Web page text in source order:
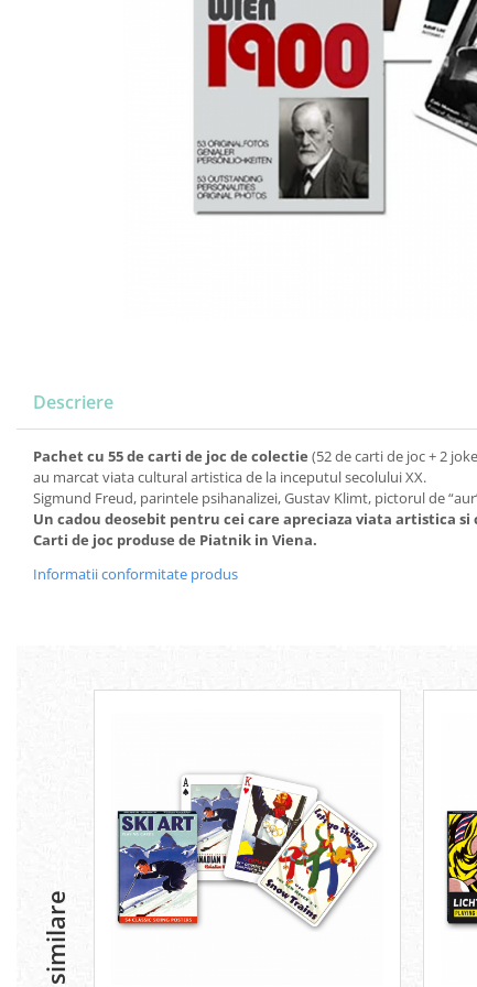
Descriere
Pachet cu 55 de carti de joc de colectie (52 de carti de joc + 2
au marcat viata cultural artistica de la inceputul secolului XX.
Sigmund Freud, parintele psihanalizei, Gustav Klimt, pictorul de
Un cadou deosebit pentru cei care apreciaza viata artistica
Carti de joc produse de Piatnik in Viena.
Informatii conformitate produs